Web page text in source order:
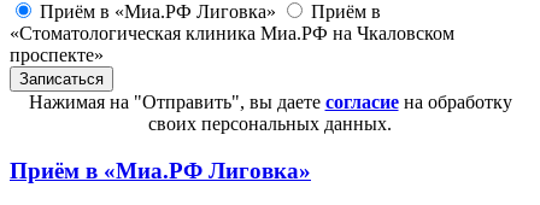
Приём в «Миа.РФ Лиговка»
Приём в
«Стоматологическая клиника Миа.РФ на Чкаловском
проспекте»
Нажимая на "Отправить", вы даете согласиена обработку
своих персональных данных.
Приём в «Миа.РФ Лиговка»